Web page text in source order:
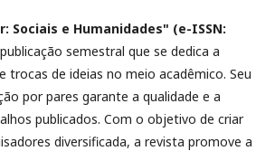
Sociais e Humanidades" (e-ISSN:
semestral que se dedica a
trocas de ideias no meio acadêmico. Seu
por pares garante a qualidade e a
publicados. Com o objetivo de criar
diversificada, a revista promove a